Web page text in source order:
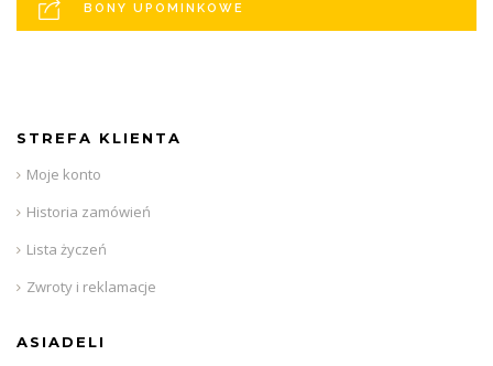
BONY UPOMINKOWE
STREFA KLIENTA
Moje konto
Historia zamówień
Lista życzeń
Zwroty i reklamacje
ASIADELI